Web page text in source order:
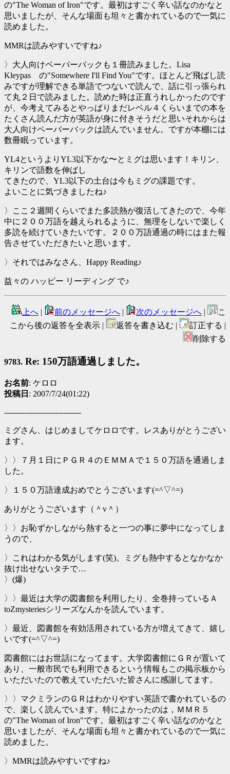
の"The Woman of Iron"です。最初はすごく辛い話なのかなと
思いましたが、そんな場面も坦々と書かれているので一気に
読めました。
MMRは読みやすいですね♪
〉大人向けペーパーバックも１冊読みました。Lisa
Kleypas の"Somewhere I'll Find You"です。ほとんど飛ばし読
みですが理解できる単語でつないで読んで、話に引っ張られ
て丸２日で読みました。読めた時は正直うれしかったのです
が、今考えてみるとやっぱりまだレベル４くらいまでの本を
たくさん読んだ方が英語が身に付きそうだと思いそれからは
大人向けペーパーバックは読んでいません。ですが本棚には
数冊眠っています。
YL4というよりYL3以下かな〜とミグは思います！キリン、
キリンで語数を伸ばし
てきたので、YL3以下の土台は今もミグの課題です。
よいことに気づきましたね♪
〉ここ２週間くらいでまた多読熱が復活してきたので、今年
中に２００万語を越えられるように、無理をしないで楽しく
多読を続けていきたいです。２００万語通過の時にはまた報
告させていただきたいと思います。
〉それではみなさん、Happy Reading♪
益々の ハッピー リーディング で♪
上へ | 前のメッセージへ | 次のメッセージへ |
こ
こから後の返答を全表示 |
返答を書き込む |
訂正する |
削除する
9783. Re: 150万語通過しました。
お名前: ケロロ
投稿日 : 2007/7/24(01:22)
------------------------------
ミグさん、はじめましてケロロです。レスありがとうござい
ます。
〉〉７月１日にＰＧＲ４のＥＭＭＡで１５０万語を通過しま
した。
〉１５０万語達成おめでとうございます(=^▽^=)
ありがとうございます（＾v＾）
〉〉お恥ずかしながら熱すると一つの事に夢中になってしま
うので、
〉これはわかる気がします(笑)。ミグも熱中するとなかなか
抜け出せないタチで…
〉(爆)
〉〉最近は大学の図書館を利用したり、全巻持っているＡ
toZmysteriesシリーズなんかを読んでいます。
〉最近、図書館を有効活用されている方が増えてきて、嬉し
いです(=^▽^=)
図書館にはお世話になってます。大学図書館にＧＲが置いて
あり、一般市民でも利用できるという情報もこの掲示板から
いただいたので教えていただいた皆さんに感謝してます。
〉〉マクミランのＧＲはわかりやすい英語で書かれているの
で、楽しく読んでいます。特によかったのは，ＭＭＲ５
の"The Woman of Iron"です。最初はすごく辛い話なのかなと
思いましたが、そんな場面も坦々と書かれているので一気に
読めました。
〉MMRは読みやすいですね♪